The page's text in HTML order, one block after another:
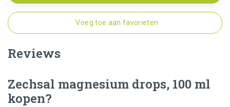
Voeg toe aan favorieten
Reviews
Zechsal magnesium drops, 100 ml
kopen?